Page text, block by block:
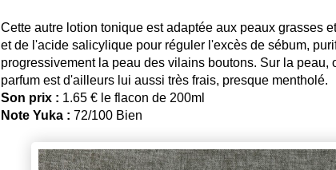
Cette autre lotion tonique est adaptée aux peaux grasses
et de l'acide salicylique pour réguler l'excès de sébum,
progressivement la peau des vilains boutons. Sur la peau,
parfum est d'ailleurs lui aussi très frais, presque mentholé.
Son prix : 1.65 € le flacon de 200ml
Note Yuka : 72/100 Bien